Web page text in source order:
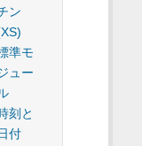
ン
準モ
ュー
刻と
付